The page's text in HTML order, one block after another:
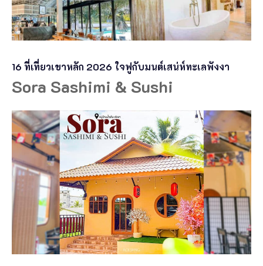
16 ที่เที่ยวเขาหลัก 2026 ใจฟูกับมนต์เสน่ห์ทะเลพังงา
Sora Sashimi & Sushi